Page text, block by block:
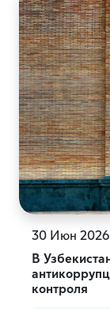
30 Июн 2026
В
контроля